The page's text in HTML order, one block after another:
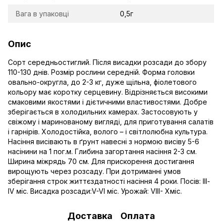
Вага в упаковці 0,5г
Опис
Сорт середньостиглий. Після висадки розсади до збору
110-130 днів. Розмір рослини середній. Форма головки
овально-округла, до 2-3 кг, дуже щільна, фіолетового
кольору має коротку серцевину. Відрізняється високими
смаковими якостями і дієтичними властивостями. Добре
зберігається в холодильних камерах. Застосовують у
свіжому і маринованому вигляді, для приготування салатів
і гарнірів. Холодостійка, волого – і світлолюбна культура.
Насіння висівають в ґрунт навесні з нормою висіву 5-6
насінини на 1 пог.м. Глибина загортання насіння 2-3 см.
Ширина міжрядь 70 см. Для прискорення достигання
вирощують через розсаду. При дотриманні умов
зберігання строк життєздатності насіння 4 роки. Посів: ІІІ-
ІV міс. Висадка розсади:V-VI міс. Урожай: VIII- Xміс.
Доставка Оплата